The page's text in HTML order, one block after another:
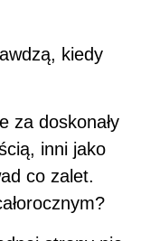
kiedy
za doskonały
inni jako
co zalet.